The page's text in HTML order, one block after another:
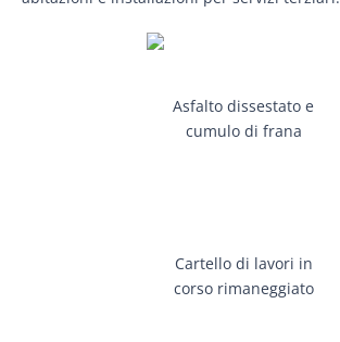
Asfalto dissestato e
cumulo di frana
Cartello di lavori in
corso rimaneggiato